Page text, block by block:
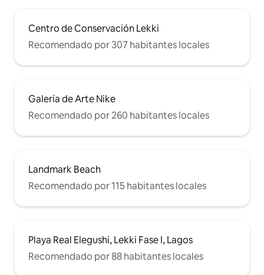
Centro de Conservación Lekki
Recomendado por 307 habitantes locales
Galería de Arte Nike
Recomendado por 260 habitantes locales
Landmark Beach
Recomendado por 115 habitantes locales
Playa Real Elegushi, Lekki Fase I, Lagos
Recomendado por 88 habitantes locales